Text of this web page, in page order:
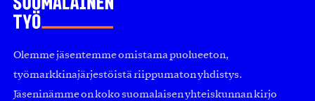
Olemme jäsentemme omistama puolueeton,
työmarkkinajärjestöistä riippumaton yhdistys.
Jäseninämme on koko suomalaisen yhteiskunnan kirjo